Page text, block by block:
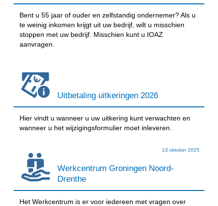
Bent u 55 jaar of ouder en zelfstandig ondernemer? Als u
te weinig inkomen krijgt uit uw bedrijf, wilt u misschien
stoppen met uw bedrijf. Misschien kunt u IOAZ
aanvragen.
Uitbetaling uitkeringen 2026
Hier vindt u wanneer u uw uitkering kunt verwachten en
wanneer u het wijzigingsformulier moet inleveren.
Werkcentrum Groningen Noord-
Drenthe
13 oktober 2025
Het Werkcentrum is er voor iedereen met vragen over